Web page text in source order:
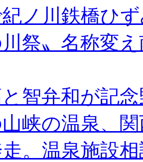
ノ川鉄橋ひ
川祭〟名称変
智弁和が記
峡の温泉、
。温泉施設